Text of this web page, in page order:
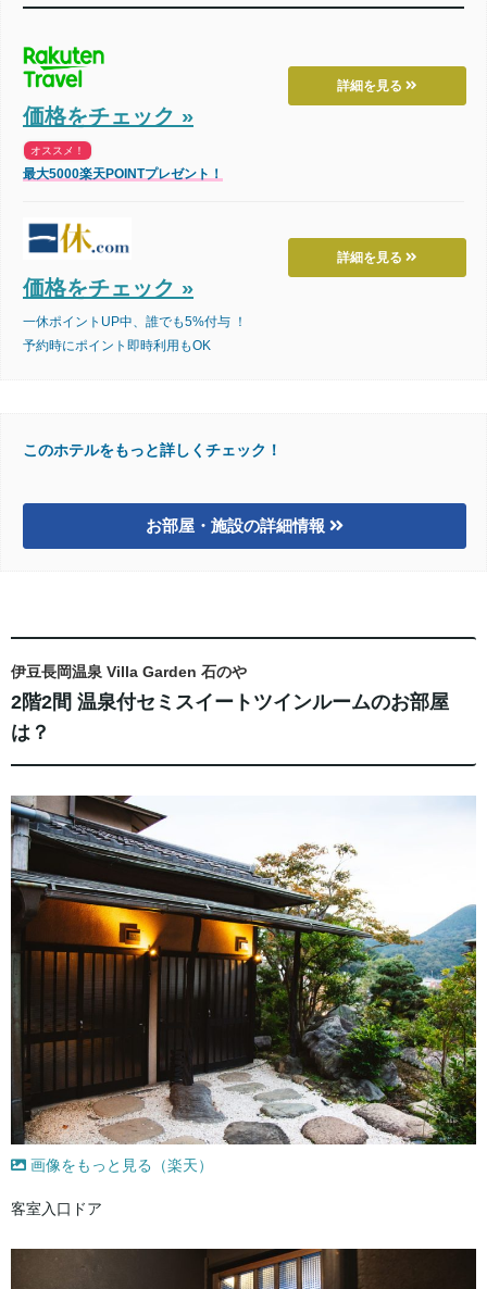
詳細を見る
価格をチェック »
オススメ！
最大5000楽天POINTプレゼント！
詳細を見る
価格をチェック »
一休ポイントUP中、誰でも5%付与 ！
予約時にポイント即時利用もOK
このホテルをもっと詳しくチェック！
お部屋・施設の詳細情報
伊豆長岡温泉 Villa Garden 石のや
2階2間 温泉付セミスイートツインルームのお部屋
は？
画像をもっと見る（楽天）
客室入口ドア